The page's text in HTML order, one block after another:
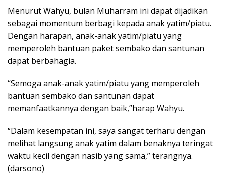
Menurut Wahyu, bulan Muharram ini dapat dijadikan
sebagai momentum berbagi kepada anak yatim/piatu.
Dengan harapan, anak-anak yatim/piatu yang
memperoleh bantuan paket sembako dan santunan
dapat berbahagia.
“Semoga anak-anak yatim/piatu yang memperoleh
bantuan sembako dan santunan dapat
memanfaatkannya dengan baik,”harap Wahyu.
“Dalam kesempatan ini, saya sangat terharu dengan
melihat langsung anak yatim dalam benaknya teringat
waktu kecil dengan nasib yang sama,” terangnya.
(darsono)